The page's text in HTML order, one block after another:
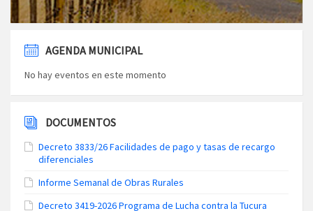
AGENDA MUNICIPAL
No hay eventos en este momento
DOCUMENTOS
Decreto 3833/26 Facilidades de pago y tasas de recargo
diferenciales
Informe Semanal de Obras Rurales
Decreto 3419-2026 Programa de Lucha contra la Tucura